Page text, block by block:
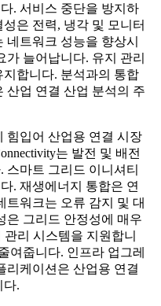
. 서비스 중단을 방지하
은 전력, 냉각 및 모니터
트워크 성능을 향상시
늘어납니다. 유지 관리
합니다. 분석과의 통합
산업 연결 산업 분석의 주
힘입어 산업용 연결 시장
는 발전 및 배전
스마트 그리드 이니셔티
. 재생에너지 통합은 연
트워크는 오류 감지 및 대
은 그리드 안정성에 매우
리 시스템을 지원합니
여줍니다. 인프라 업그레
리케이션은 산업용 연결
다.